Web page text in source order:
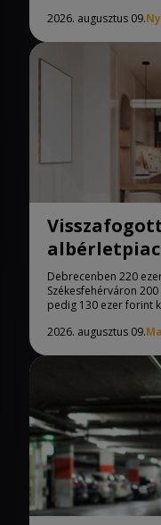
2026. augusztus 09.
Debrecenben 220
Székesfehérváron
pedig 130 ezer forint
2026. augusztus 09.